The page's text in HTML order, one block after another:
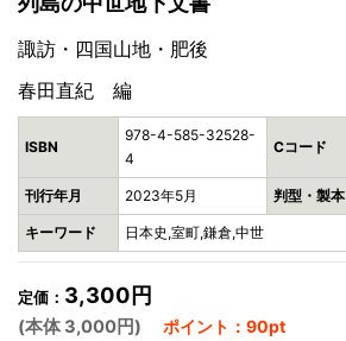
諏訪・四国山地・肥後
春田直紀 編
ISBN
978-4-585-32528-
4
Cコード
刊行年月 2023年5月 判型・製本
キーワード 日本史,室町,鎌倉,中世
定価： 3,300円
(本体 3,000円) ポイント：90pt